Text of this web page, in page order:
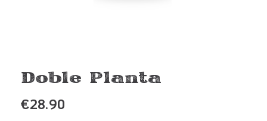
Doble Planta
€28.90